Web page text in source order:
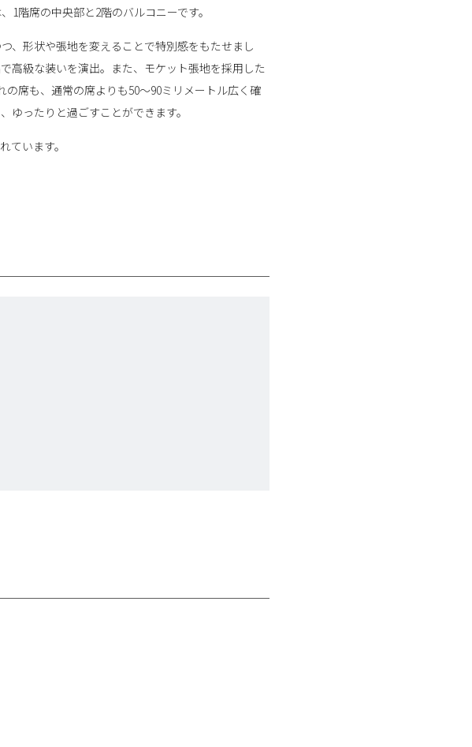
階席の中央部と2階のバルコニーです。
、形状や張地を変えることで特別感をもたせまし
高級な装いを演出。また、モケット張地を採用した
席も、通常の席よりも50〜90ミリメートル広く確
ったりと過ごすことができます。
ています。